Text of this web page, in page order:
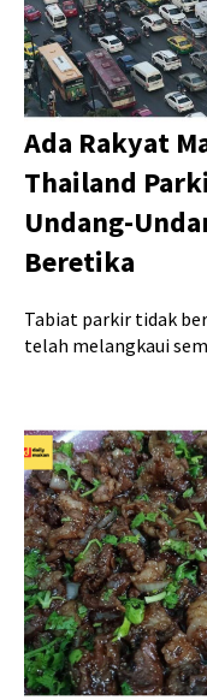
Ada Rakyat
Thailand
Undang-
Beretika
Tabiat parkir tidak
telah melangkaui